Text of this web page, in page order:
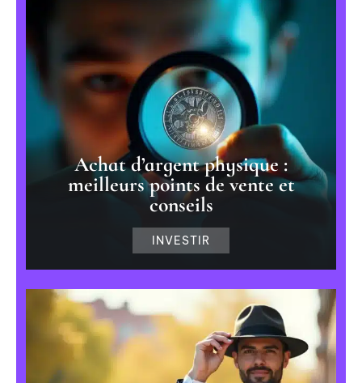
Achat d’argent physique :
meilleurs points de vente et
conseils
INVESTIR